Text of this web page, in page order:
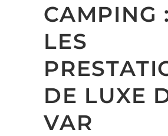
CAMPING :
LES
DE LUXE
VAR